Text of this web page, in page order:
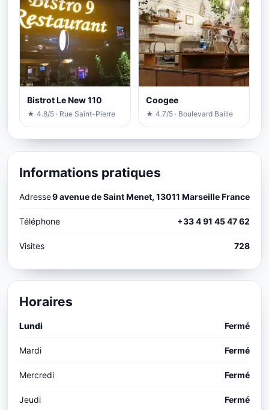
Bistrot Le New 110
★ 4.8/5 · Rue Saint-Pierre
Coogee
★ 4.7/5 · Boulevard Baille
Informations pratiques
Adresse9 avenue de Saint Menet, 13011 Marseille France
Téléphone +33 4 91 45 47 62
Visites 728
Horaires
Lundi Fermé
Mardi Fermé
Mercredi Fermé
Jeudi Fermé